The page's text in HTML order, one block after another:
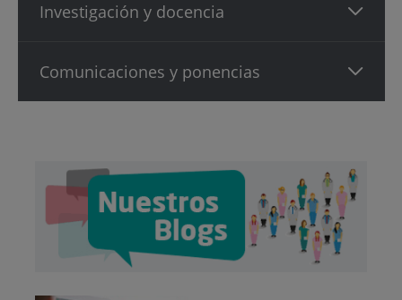
Investigación y docencia
Comunicaciones y ponencias